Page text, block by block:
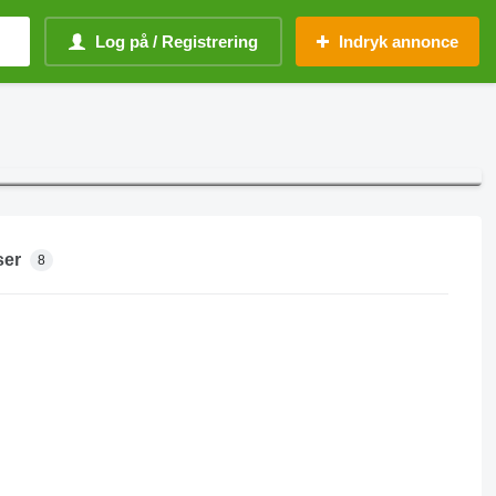
Log på / Registrering Indryk annonce
8